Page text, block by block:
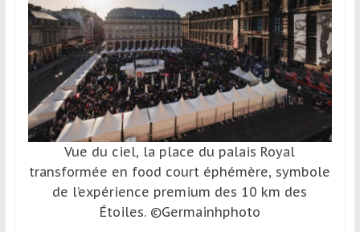
déplacent
en
France
l’étranger
pour
assouvir
leur
passion,
Vue du ciel, la place du palais Royal
transformée en food court éphémère, symbole
de l’expérience premium des 10 km des
Étoiles. ©Germainhphoto